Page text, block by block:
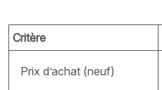
Critère
Prix d’achat (neuf)